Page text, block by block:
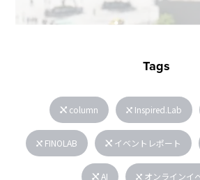
Tags
column Inspired.Lab
FINOLAB イベントレポート
AI オンラインイ